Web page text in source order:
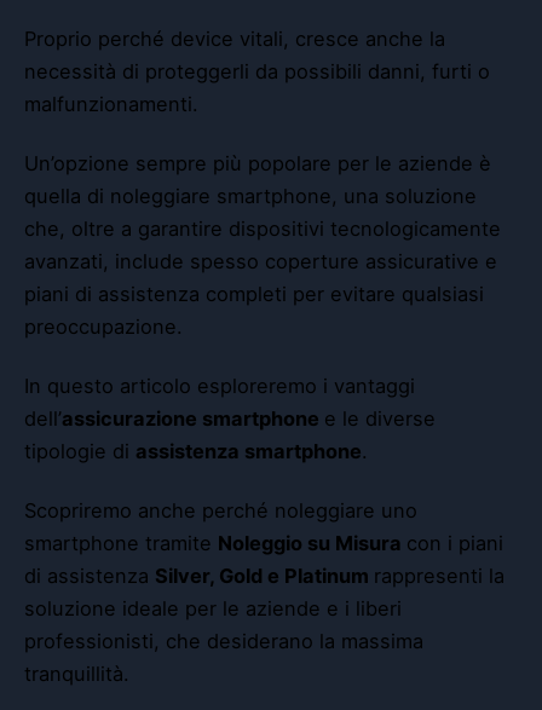
Proprio perché device vitali, cresce anche la
necessità di proteggerli da possibili danni, furti o
malfunzionamenti.
Un’opzione sempre più popolare per le aziende è
quella di noleggiare smartphone, una soluzione
che, oltre a garantire dispositivi tecnologicamente
avanzati, include spesso coperture assicurative e
piani di assistenza completi per evitare qualsiasi
preoccupazione.
In questo articolo esploreremo i vantaggi
dell’assicurazione smartphone e le diverse
tipologie di assistenza smartphone.
Scopriremo anche perché noleggiare uno
smartphone tramite Noleggio su Misura con i piani
di assistenza Silver, Gold e Platinum rappresenti la
soluzione ideale per le aziende e i liberi
professionisti, che desiderano la massima
tranquillità.